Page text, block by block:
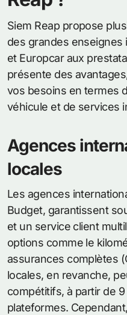
Siem Reap propose
des grandes enseignes
et Europcar aux
présente des
vos besoins en termes
véhicule et de services
Agences
locales
Les agences
Budget, garantissent
et un service client
options comme le
assurances complètes
locales, en revanche,
compétitifs, à partir de
plateformes.